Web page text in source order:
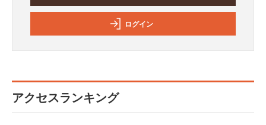
ログイン
アクセスランキング